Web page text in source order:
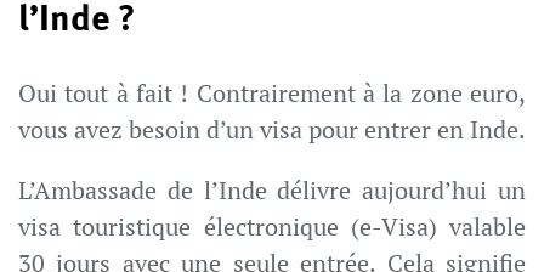
l’Inde ?
Oui tout à fait ! Contrairement à la zone euro,
vous avez besoin d’un visa pour entrer en Inde.
L’Ambassade de l’Inde délivre aujourd’hui un
visa touristique électronique (e-Visa) valable
30 jours avec une seule entrée. Cela signifie